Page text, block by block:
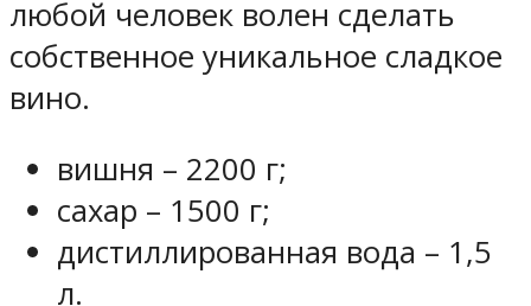
любой человек волен сделать
собственное уникальное сладкое
вино.
вишня – 2200 г;
сахар – 1500 г;
дистиллированная вода – 1,5
л.